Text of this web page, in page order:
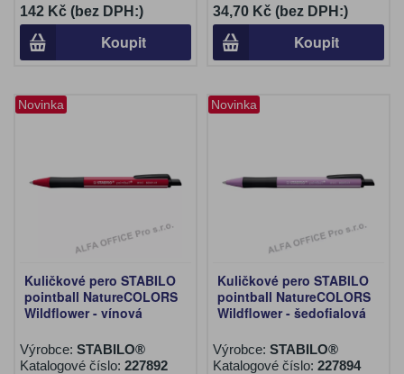
142 Kč (bez DPH:)
Koupit
34,70 Kč (bez DPH:)
Koupit
Novinka
Kuličkové pero STABILO
pointball NatureCOLORS
Wildflower - vínová
Výrobce: STABILO®
Katalogové číslo: 227892
Novinka
Kuličkové pero STABILO
pointball NatureCOLORS
Wildflower - šedofialová
Výrobce: STABILO®
Katalogové číslo: 227894